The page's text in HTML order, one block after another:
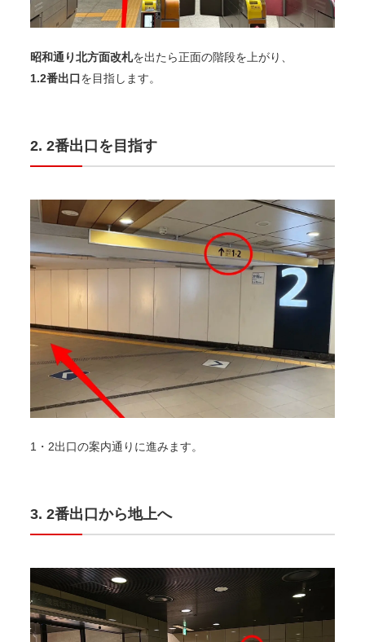
昭和通り北方面改札を出たら正面の階段を上がり、
1.2番出口 を目指します。
2番出口を目指す
1・2出口の案内通りに進みます。
2番出口から地上へ